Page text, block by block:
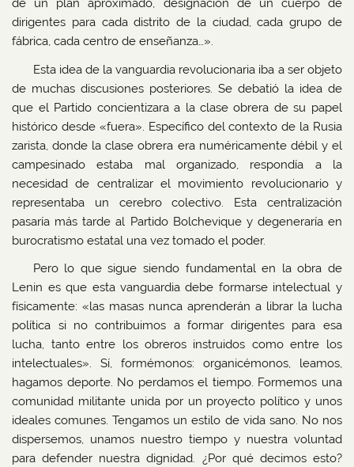
de un plan aproximado, designación de un cuerpo de
dirigentes para cada distrito de la ciudad, cada grupo de
fábrica, cada centro de enseñanza…».
Esta idea de la vanguardia revolucionaria iba a ser objeto
de muchas discusiones posteriores. Se debatió la idea de
que el Partido concientizara a la clase obrera de su papel
histórico desde «fuera». Específico del contexto de la Rusia
zarista, donde la clase obrera era numéricamente débil y el
campesinado estaba mal organizado, respondía a la
necesidad de centralizar el movimiento revolucionario y
representaba un cerebro colectivo. Esta centralización
pasaría más tarde al Partido Bolchevique y degeneraría en
burocratismo estatal una vez tomado el poder.
Pero lo que sigue siendo fundamental en la obra de
Lenin es que esta vanguardia debe formarse intelectual y
físicamente: «las masas nunca aprenderán a librar la lucha
política si no contribuimos a formar dirigentes para esa
lucha, tanto entre los obreros instruidos como entre los
intelectuales». Sí, formémonos: organicémonos, leamos,
hagamos deporte. No perdamos el tiempo. Formemos una
comunidad militante unida por un proyecto político y unos
ideales comunes. Tengamos un estilo de vida sano. No nos
dispersemos, unamos nuestro tiempo y nuestra voluntad
para defender nuestra dignidad. ¿Por qué decimos esto?